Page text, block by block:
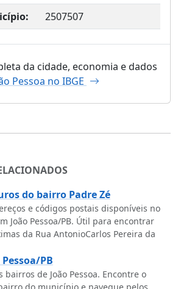
2507507
da cidade, economia e dados
Pessoa no IBGE
do bairro Padre Zé
e códigos postais disponíveis no
João Pessoa/PB. Útil para encontrar
da Rua AntonioCarlos Pereira da
PB
bairros de João Pessoa. Encontre o